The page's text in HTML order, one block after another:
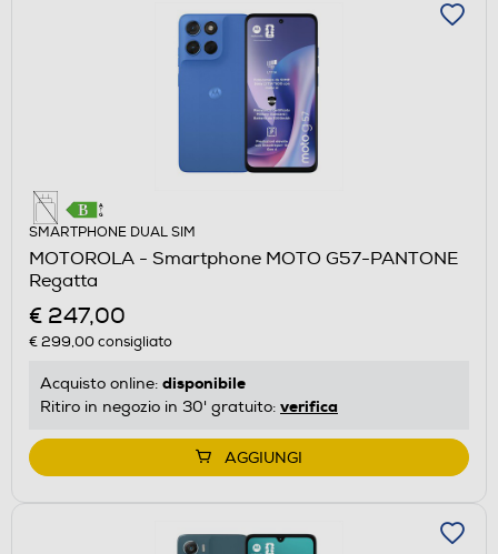
SMARTPHONE DUAL SIM
MOTOROLA - Smartphone MOTO G57-PANTONE
Regatta
€ 247,00
€ 299,00consigliato
Acquisto online: disponibile
Ritiro in negozio in 30' gratuito: verifica
AGGIUNGI